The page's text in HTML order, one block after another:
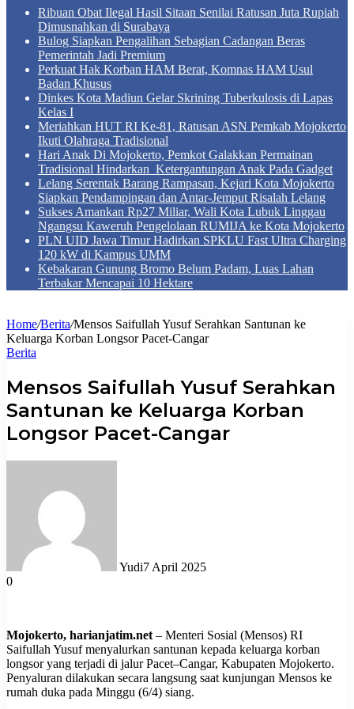
Ribuan Obat Ilegal Hasil Sitaan Senilai Ratusan Juta Rupiah
Dimusnahkan di Surabaya
Bulog Siapkan Pengalihan Sebagian Cadangan Beras
Pemerintah Jadi Premium
Perkuat Hak Korban HAM Berat, Komnas HAM Usul
Badan Khusus
Dinkes Kota Madiun Gelar Skrining Tuberkulosis di Lapas
Kelas I
Meriahkan HUT RI Ke-81, Ratusan ASN Pemkab Mojokerto
Ikuti Olahraga Tradisional
Hari Anak Di Mojokerto, Pemkot Galakkan Permainan
Tradisional Hindarkan Ketergantungan Anak Pada Gadget
Lelang Serentak Barang Rampasan, Kejari Kota Mojokerto
Siapkan Pendampingan dan Antar-Jemput Risalah Lelang
Sukses Amankan Rp27 Miliar, Wali Kota Lubuk Linggau
Ngangsu Kaweruh Pengelolaan RUMIJA ke Kota Mojokerto
PLN UID Jawa Timur Hadirkan SPKLU Fast Ultra Charging
120 kW di Kampus UMM
Kebakaran Gunung Bromo Belum Padam, Luas Lahan
Terbakar Mencapai 10 Hektare
Home/Berita/Mensos Saifullah Yusuf Serahkan Santunan ke
Keluarga Korban Longsor Pacet-Cangar
Berita
Mensos Saifullah Yusuf Serahkan
Santunan ke Keluarga Korban
Longsor Pacet-Cangar
Yudi7 April 2025
0
Mojokerto, harianjatim.net – Menteri Sosial (Mensos) RI
Saifullah Yusuf menyalurkan santunan kepada keluarga korban
longsor yang terjadi di jalur Pacet–Cangar, Kabupaten Mojokerto.
Penyaluran dilakukan secara langsung saat kunjungan Mensos ke
rumah duka pada Minggu (6/4) siang.